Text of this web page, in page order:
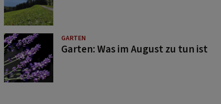
GARTEN
Garten: Was im August zu tun ist